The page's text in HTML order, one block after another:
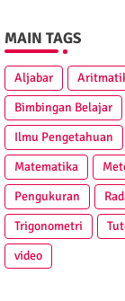
MAIN TAGS
Aljabar
Bimbingan Belajar
Ilmu Pengetahuan
Matematika
Pengukuran
Trigonometri
video